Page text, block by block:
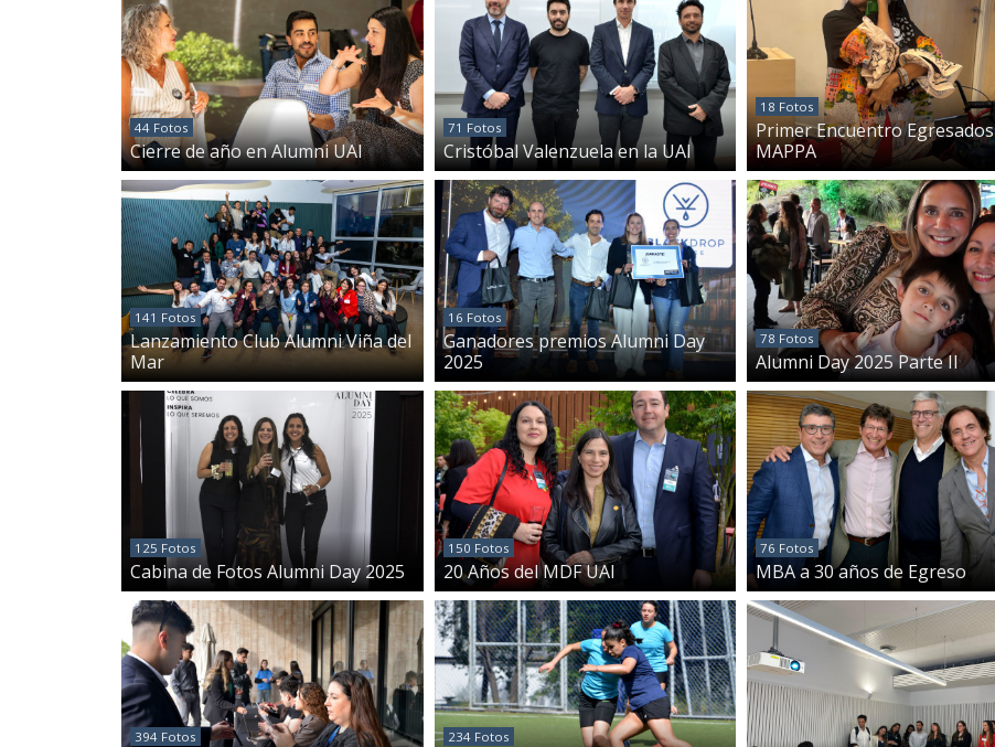
44 Fotos
Cierre de año en Alumni UAI
71 Fotos
Cristóbal Valenzuela en la UAI
18 Fotos
Primer Encuentro Egresados
MAPPA
141 Fotos
Lanzamiento Club Alumni Viña del
Mar
16 Fotos
Ganadores premios Alumni Day
2025
78 Fotos
Alumni Day 2025 Parte II
125 Fotos
Cabina de Fotos Alumni Day 2025
150 Fotos
20 Años del MDF UAI
76 Fotos
MBA a 30 años de Egreso
394 Fotos 234 Fotos